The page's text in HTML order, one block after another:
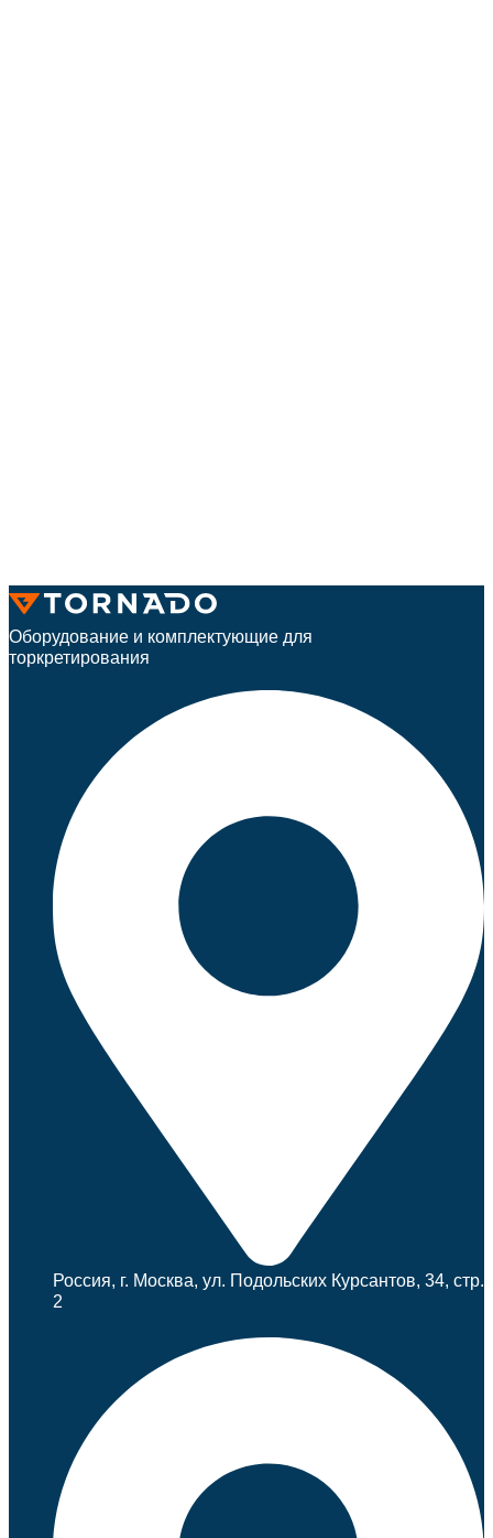
Оборудование и комплектующие для
торкретирования
Россия, г. Москва, ул. Подольских Курсантов, 34, стр.
2